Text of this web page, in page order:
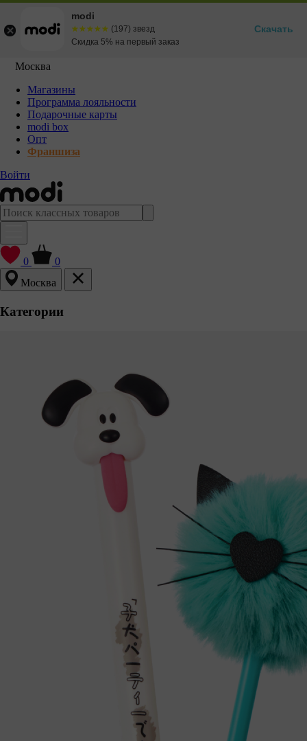
Москва
Магазины
Программа лояльности
Подарочные карты
modi box
Опт
Франшиза
Войти
0
0
Москва
Категории
modi
☆☆☆☆☆
★★★★★ (197) звезд
Скидка 5% на первый заказ
Скачать